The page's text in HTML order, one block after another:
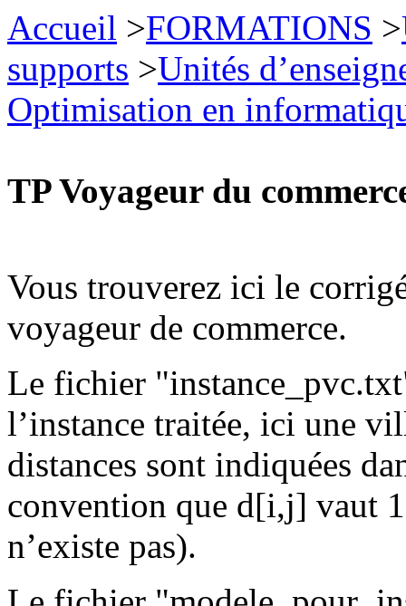
Accueil >FORMATIONS >
supports >Unités
Optimisation en
TP Voyageur du
Vous trouverez ici le
voyageur de commerce.
Le fichier
l’instance traitée, ici une
distances sont indiquées
convention que d[i,j] vaut
n’existe pas).